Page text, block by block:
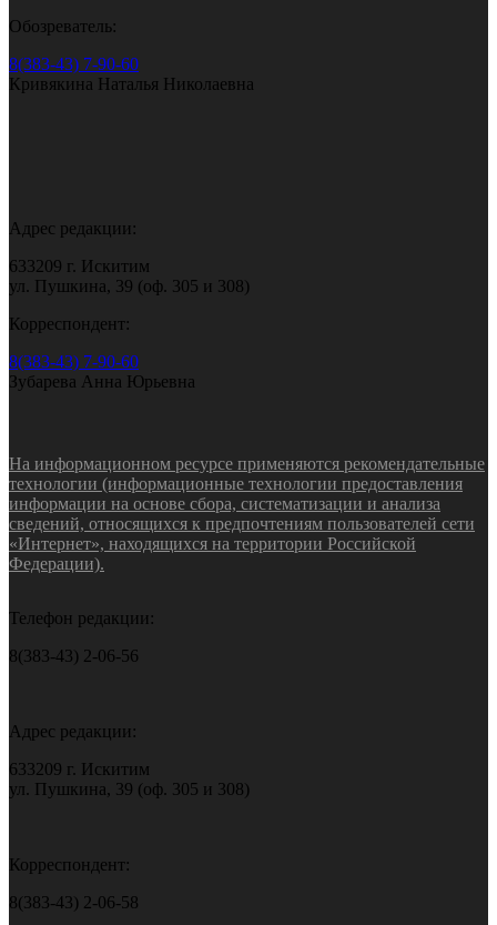
Обозреватель:
8(383-43) 7-90-60
Кривякина Наталья Николаевна
Адрес редакции:
633209 г. Искитим
ул. Пушкина, 39 (оф. 305 и 308)
Корреспондент:
8(383-43) 7-90-60
Зубарева Анна Юрьевна
На информационном ресурсе применяются рекомендательные
технологии (информационные технологии предоставления
информации на основе сбора, систематизации и анализа
сведений, относящихся к предпочтениям пользователей сети
«Интернет», находящихся на территории Российской
Федерации).
Телефон редакции:
8(383-43) 2-06-56
Адрес редакции:
633209 г. Искитим
ул. Пушкина, 39 (оф. 305 и 308)
Корреспондент:
8(383-43) 2-06-58